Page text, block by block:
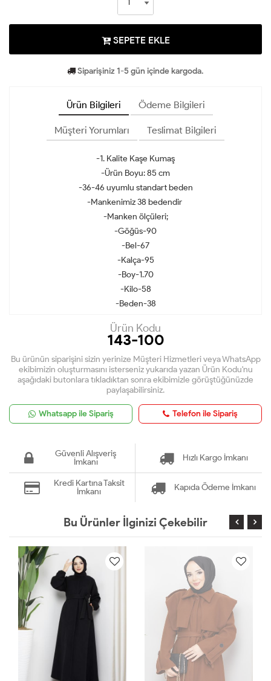
SEPETE EKLE
Siparişiniz 1-5 gün içinde kargoda.
Ürün Bilgileri Ödeme Bilgileri
Müşteri Yorumları Teslimat Bilgileri
-1. Kalite Kaşe Kumaş
-Ürün Boyu: 85 cm
-36-46 uyumlu standart beden
-Mankenimiz 38 bedendir
-Manken ölçüleri;
-Göğüs-90
-Bel-67
-Kalça-95
-Boy-1.70
-Kilo-58
-Beden-38
Ürün Kodu
143-100
Bu ürünün siparişini sizin yerinize Müşteri Hizmetleri veya WhatsApp
ekibimizin oluşturmasını isterseniz yukarıda yazan Ürün Kodu'nu
aşağıdaki butonlara tıkladıktan sonra ekibimizle görüştüğünüzde
paylaşabilirsiniz.
Whatsapp ile Sipariş Telefon ile Sipariş
Güvenli Alışveriş
İmkanı
Hızlı Kargo İmkanı
Kredi Kartına Taksit
İmkanı
Kapıda Ödeme İmkanı
Bu Ürünler İlginizi Çekebilir